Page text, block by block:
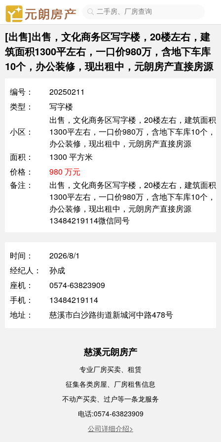

[出售]出售，文化商务区写字楼，20楼左右，建
筑面积1300平左右，一口价980万，含地下车库
10个，办公装修，现出租中，元朗房产直接房源
编号：
20250211
类型：
写字楼
小区：
出售，文化商务区写字楼，20楼左右，建筑面积
1300平左右，一口价980万，含地下车库10个，
办公装修，现出租中，元朗房产直接房源
面积：
1300 平方米
价格：
980 万元
备注：
出售，文化商务区写字楼，20楼左右，建筑面积
1300平左右，一口价980万，含地下车库10个，
办公装修，现出租中，元朗房产直接房源
13484219114微信同号
时间：
2026/8/1
经纪人：
孙成
座机：
0574-63823909
手机：
13484219114
地址：
慈溪市白沙路街道新城河中路478号
慈溪元朗房产
专业厂房买卖、租赁
征集各类房屋、厂房租售信息
不动产买卖、过户等一条龙服务
电话:0574-63823909
公司详细介绍>